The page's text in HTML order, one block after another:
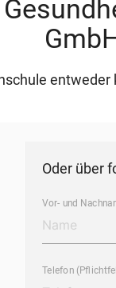
Oder über
Vor- und
Telefon